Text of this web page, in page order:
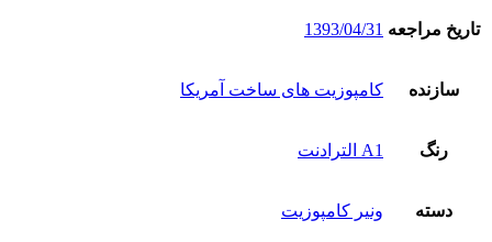
تاریخ مراجعه 1393/04/31
سازنده کامپوزیت های ساخت آمریکا
رنگ A1 الترادنت
دسته ونیر کامپوزیت